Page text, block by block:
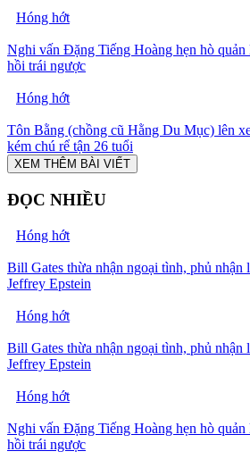
Hóng hớt
Nghi vấn Đặng Tiếng Hoàng hẹn hò quản
hồi trái ngược
Hóng hớt
Tôn Bằng (chồng cũ Hằng Du Mục) lên
kém chú rể tận 26 tuổi
XEM THÊM BÀI VIẾT
ĐỌC NHIỀU
Hóng hớt
Bill Gates thừa nhận ngoại tình, phủ nhận
Jeffrey Epstein
Hóng hớt
Bill Gates thừa nhận ngoại tình, phủ nhận
Jeffrey Epstein
Hóng hớt
Nghi vấn Đặng Tiếng Hoàng hẹn hò quản
hồi trái ngược